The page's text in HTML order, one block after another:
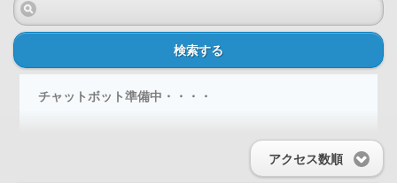
検索する
チャットボット準備中・・・・
アクセス数順